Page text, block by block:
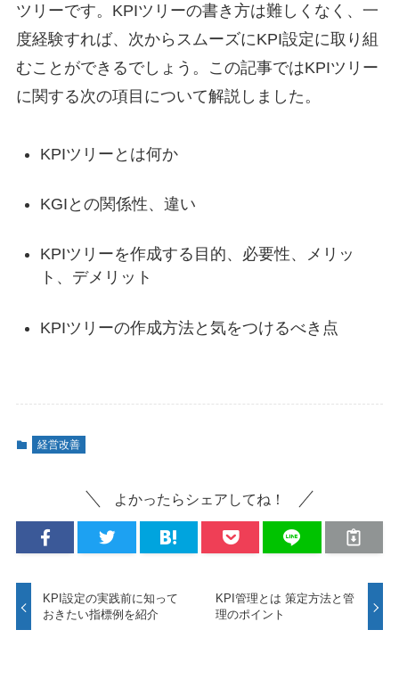
ツリーです。KPIツリーの書き方は難しくなく、一
度経験すれば、次からスムーズにKPI設定に取り組
むことができるでしょう。この記事ではKPIツリー
に関する次の項目について解説しました。
KPIツリーとは何か
KGIとの関係性、違い
KPIツリーを作成する目的、必要性、メリッ
ト、デメリット
KPIツリーの作成方法と気をつけるべき点
経営改善
よかったらシェアしてね！
KPI設定の実践前に知って
おきたい指標例を紹介
KPI管理とは 策定方法と管
理のポイント